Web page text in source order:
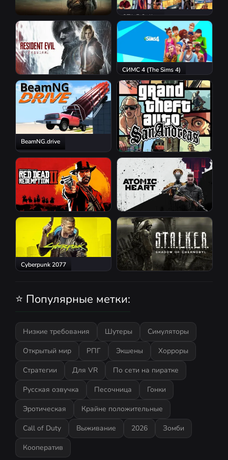
S.T.A.L.K.E.R. 2: Heart of
Chornobyl
GTA 5 Online
Resident Evil Requiem
СИМС 4 (The Sims 4)
BeamNG.drive
GTA San Andreas
Red Dead Redemption 2 Atomic Heart
Cyberpunk 2077
⭐ Популярные метки:
Низкие требования Шутеры
Симуляторы
Открытый мир
РПГ Экшены
Хорроры
Стратегии
Для VR
По сети на пиратке
Русская озвучка
Песочница
Гонки
Эротическая
Крайне положительные
Call of Duty
Выживание 2026
Зомби
Кооператив